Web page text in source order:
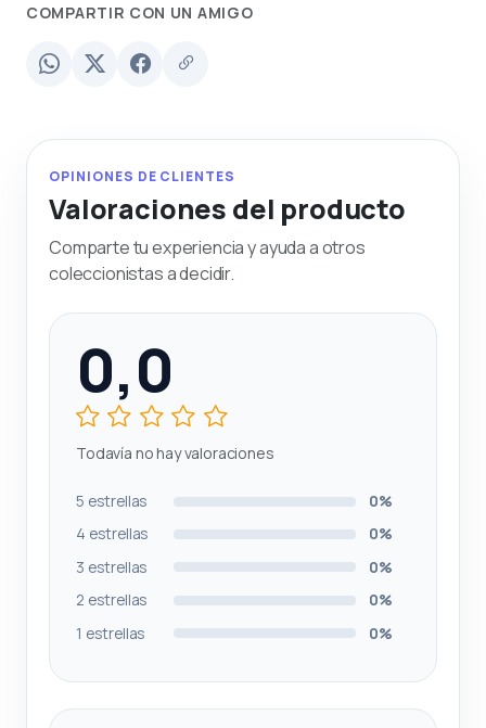
COMPARTIR CON UN AMIGO
OPINIONES DE CLIENTES
Valoraciones del producto
Comparte tu experiencia y ayuda a otros
coleccionistas a decidir.
0,0
Todavía no hay valoraciones
5 estrellas
0%
4 estrellas
0%
3 estrellas
0%
2 estrellas
0%
1 estrellas
0%